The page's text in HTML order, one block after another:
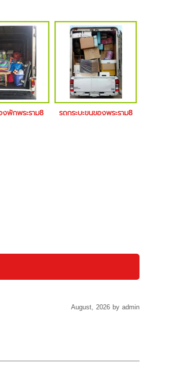
พักพระราม8 รถกระบะขนของพระราม8
August, 2026 by admin